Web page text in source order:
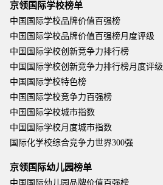
京领国际学校榜单
中国国际学校品牌价值百强榜
中国国际学校品牌价值百强榜月度评级
中国国际学校创新竞争力排行榜
中国国际学校创新竞争力排行榜月度评级
中国国际学校特色榜
中国国际学校竞争力百强榜
中国国际学校城市指数
中国国际学校月度城市指数
国际化学校综合竞争力世界300强
京领国际幼儿园榜单
中国国际幼儿园品牌价值百强榜